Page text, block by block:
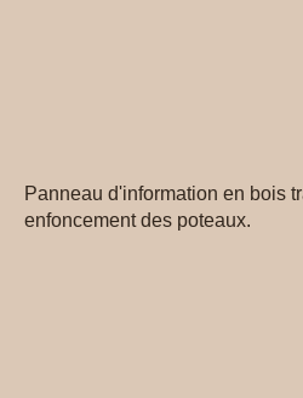
Panneau d'information en bois
enfoncement des poteaux.